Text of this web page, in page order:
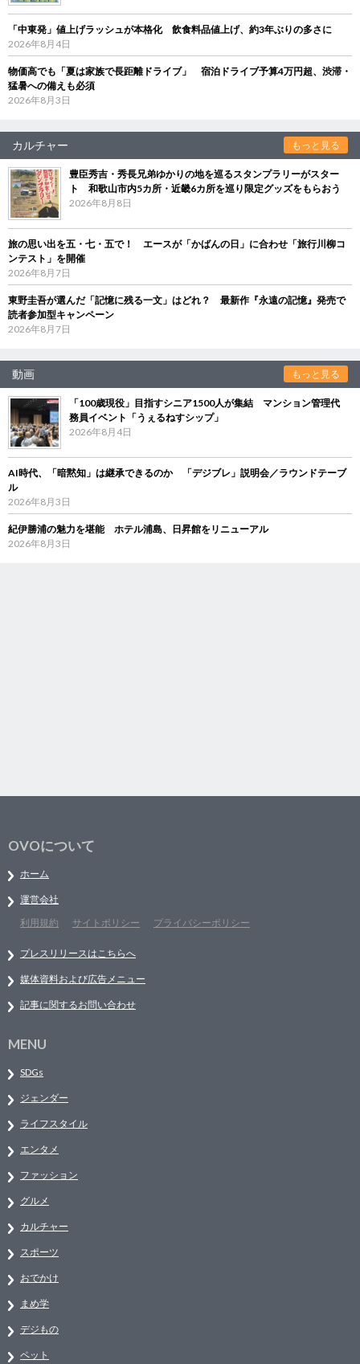
「中東発」値上げラッシュが本格化 飲食料品値上げ、約3年ぶりの多さに
2026年8月4日
物価高でも「夏は家族で長距離ドライブ」 宿泊ドライブ予算4万円超、渋滞・
猛暑への備えも必須
2026年8月3日
カルチャー もっと見る
豊臣秀吉・秀長兄弟ゆかりの地を巡るスタンプラリーがスター
ト 和歌山市内5カ所・近畿6カ所を巡り限定グッズをもらおう
2026年8月8日
旅の思い出を五・七・五で！ エースが「かばんの日」に合わせ「旅行川柳コ
ンテスト」を開催
2026年8月7日
東野圭吾が選んだ「記憶に残る一文」はどれ？ 最新作『永遠の記憶』発売で
読者参加型キャンペーン
2026年8月7日
動画 もっと見る
「100歳現役」目指すシニア1500人が集結 マンション管理代
務員イベント「うぇるねすシップ」
2026年8月4日
AI時代、「暗黙知」は継承できるのか 「デジブレ」説明会／ラウンドテーブ
ル
2026年8月3日
紀伊勝浦の魅力を堪能 ホテル浦島、日昇館をリニューアル
2026年8月3日
OVOについて
ホーム
運営会社
利用規約
サイトポリシー プライバシーポリシー
プレスリリースはこちらへ
媒体資料および広告メニュー
記事に関するお問い合わせ
MENU
SDGs
ジェンダー
ライフスタイル
エンタメ
ファッション
グルメ
カルチャー
スポーツ
おでかけ
まめ学
デジもの
ペット